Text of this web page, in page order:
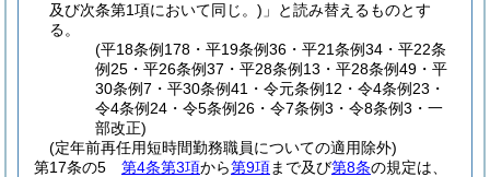
及び次条第1項において同じ。) 」と読み替えるものとす
る。
(平18条例178・平19条例36・平21条例34・平22条
例25・平26条例37・平28条例13・平28条例49・平
30条例7・平30条例41・令元条例12・令4条例23・
令4条例24・令5条例26・令7条例3・令8条例3・一
部改正)
(定年前再任用短時間勤務職員についての適用除外)
第17条の5
第4条第3項から第9項まで及び第8条の規定は、